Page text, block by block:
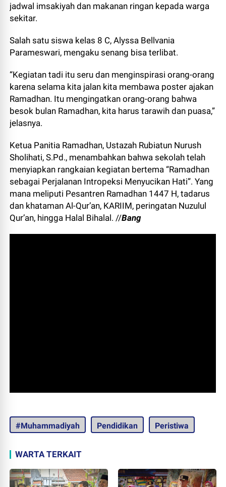
jadwal imsakiyah dan makanan ringan kepada warga
sekitar.
Salah satu siswa kelas 8 C, Alyssa Bellvania
Parameswari, mengaku senang bisa terlibat.
“Kegiatan tadi itu seru dan menginspirasi orang-orang
karena selama kita jalan kita membawa poster ajakan
Ramadhan. Itu mengingatkan orang-orang bahwa
besok bulan Ramadhan, kita harus tarawih dan puasa,”
jelasnya.
Ketua Panitia Ramadhan, Ustazah Rubiatun Nurush
Sholihati, S.Pd., menambahkan bahwa sekolah telah
menyiapkan rangkaian kegiatan bertema “Ramadhan
sebagai Perjalanan Intropeksi Menyucikan Hati”. Yang
mana meliputi Pesantren Ramadhan 1447 H, tadarus
dan khataman Al-Qur’an, KARIIM, peringatan Nuzulul
Qur’an, hingga Halal Bihalal. //Bang
#Muhammadiyah Pendidikan Peristiwa
WARTA TERKAIT